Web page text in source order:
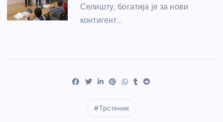
Селишту, богатија је за нови
контигент…
Трстеник